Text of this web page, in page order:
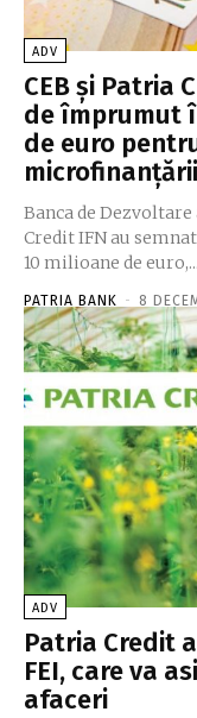
ADV
CEB şi Patria
de împrumut
de euro
Banca de
Credit IFN au
10 milioane de euro,...
PATRIA BANK - 8
ADV
Patria Credit
FEI, care va
afaceri